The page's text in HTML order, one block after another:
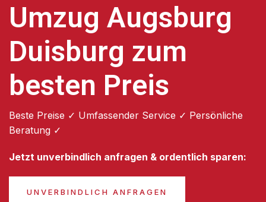
Umzug Augsburg
Duisburg zum
besten Preis
Beste Preise ✓ Umfassender Service ✓ Persönliche
Beratung ✓
Jetzt unverbindlich anfragen & ordentlich sparen:
UNVERBINDLICH ANFRAGEN